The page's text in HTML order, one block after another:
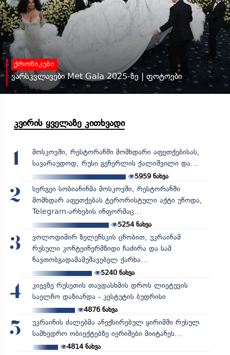
ქრონიკები
ვარსკვლავები Met Gala 2025-ზე | ფოტოები
კვირის ყველაზე კითხვადი
1
მოსკოვში, რესტორანში მომხდარი აფეთქებისას,
სავარაუდოდ, რუსი გენერლის ქალიშვილი და...
5959 ნახვა
2
სერგეი სობიანინმა მოსკოვში, რესტორანში
მომხდარ აფეთქებას ტერორისტული აქტი უწოდა,
Telegram-არხების ინფორმაც...
5254ნახვა
3
ვოლოდიმირ ზელენსკის ცნობით, უკრაინამ
რუსული კონტეინერმზიდი ჩაძირა და სამ
ნავთობგადამამუშავებელ ქარხა...
5240ნახვა
4
კიევზე რუსეთის თავდასხმის დროს ლიეტუვის
საელჩო დაზიანდა - კესტუტის ბუდრისი
4876ნახვა
5
უკრაინის ძალებმა ანექსირებულ ყირიმში რუსულ
სამხედრო ობიექტებზე იერიშები მიიტანეს...
4814ნახვა